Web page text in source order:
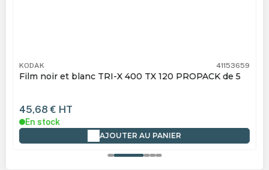
KODAK 41153659
Film noir et blanc TRI-X 400 TX 120 PROPACK de 5
45,68 € HT
En stock
AJOUTER AU PANIER